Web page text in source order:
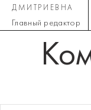
ДМИТРИЕВНА
Главный редактор